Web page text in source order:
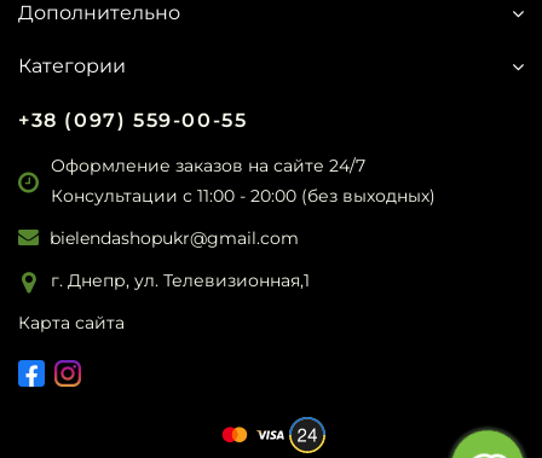
Дополнительно
Категории
+38 (097) 559-00-55
Оформление заказов на сайте 24/7
Консультации с 11:00 - 20:00 (без выходных)
bielendashopukr@gmail.com
г. Днепр, ул. Телевизионная,1
Карта сайта